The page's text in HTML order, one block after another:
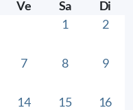
Ve Sa
Di
1
2
7 8 9
14 15 16